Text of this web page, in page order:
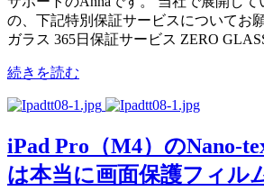
の、下記特別保証サービスについてお
ガラス 365日保証サービス ZERO
続きを読む
iPad Pro（M4）のNano-
は本当に画面保護フィル